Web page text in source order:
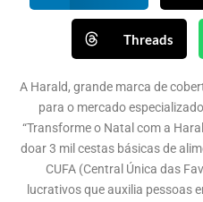
Threads
A Harald, grande marca de
para o mercado
“Transforme o Natal com a
doar 3 mil cestas básicas de
CUFA (Central Única das
lucrativos que auxilia pessoas